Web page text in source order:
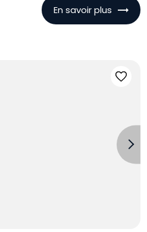
En savoir plus
Next